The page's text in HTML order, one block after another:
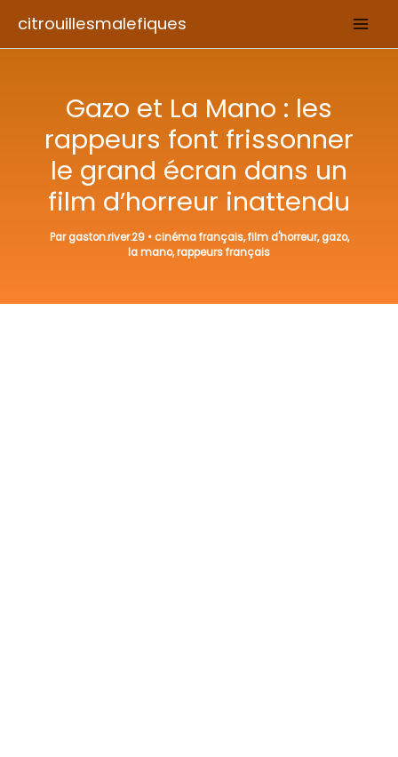
citrouillesmalefiques
Gazo et La Mano : les
rappeurs font frissonner
le grand écran dans un
film d’horreur inattendu
Pargaston.river.29 • cinéma français,film d'horreur,gazo,
la mano,rappeurs français